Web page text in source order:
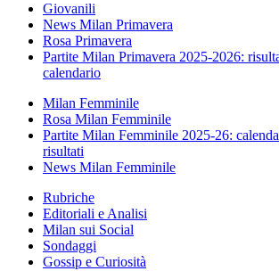
Giovanili
News Milan Primavera
Rosa Primavera
Partite Milan Primavera 2025-2026:
calendario
Milan Femminile
Rosa Milan Femminile
Partite Milan Femminile 2025-26:
risultati
News Milan Femminile
Rubriche
Editoriali e Analisi
Milan sui Social
Sondaggi
Gossip e Curiosità